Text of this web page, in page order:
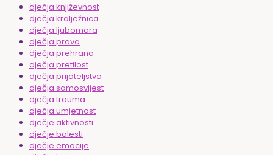
dječja književnost
dječja kralježnica
dječja ljubomora
dječja prava
dječja prehrana
dječja pretilost
dječja prijateljstva
dječja samosvijest
dječja trauma
dječja umjetnost
dječje aktivnosti
dječje bolesti
dječje emocije